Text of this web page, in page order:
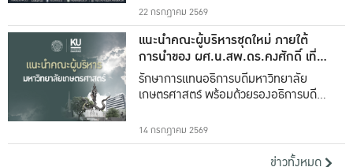
22 กรกฎาคม 2569
แนะนำคณะผู้บริหารชุดใหม่ ภายใต้
การนำของ ผศ.น.สพ.ดร.คงศักดิ์ เที่ยง
ธรรม
รักษาการแทนอธิการบดีมหาวิทยาลัย
เกษตรศาสตร์ พร้อมด้วยรองอธิการบดีทั้ง
14 กรกฎาคม 2569
ข่าวทั้งหมด